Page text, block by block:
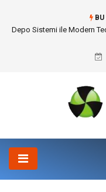
BU
Akrilik Boyama Seti ile